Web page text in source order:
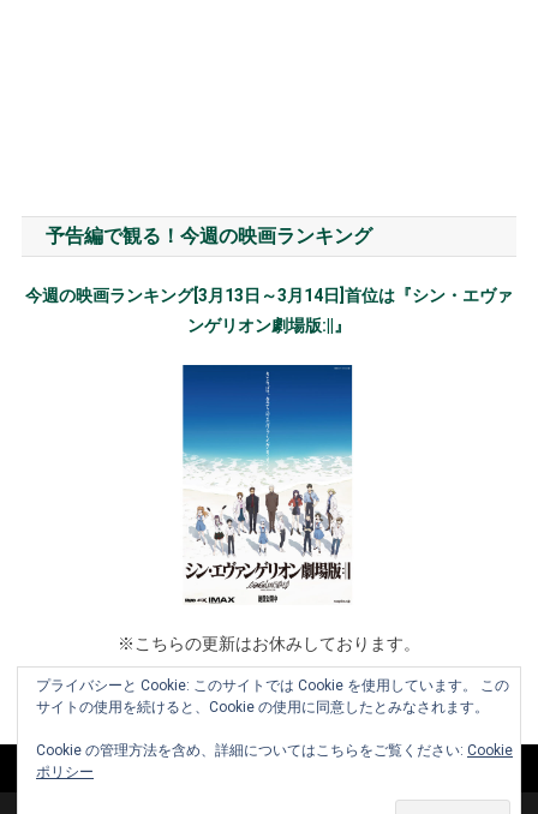
予告編で観る！今週の映画ランキング
今週の映画ランキング[3月13日～3月14日]首位は『シン・エヴァ
ンゲリオン劇場版:||』
※こちらの更新はお休みしております。
プライバシーと Cookie: このサイトでは Cookie を使用しています。 この
サイトの使用を続けると、Cookie の使用に同意したとみなされます。
Cookie の管理方法を含め、詳細についてはこちらをご覧ください: Cookie
ポリシー